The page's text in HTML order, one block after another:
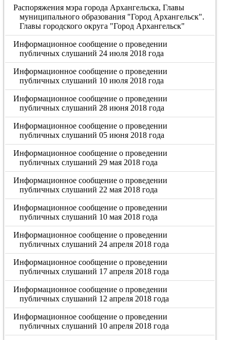
Распоряжения мэра города Архангельска, Главы
муниципального образования "Город Архангельск".
Главы городского округа "Город Архангельск"
Информационное сообщение о проведении
публичных слушаний 24 июля 2018 года
Информационное сообщение о проведении
публичных слушаний 10 июля 2018 года
Информационное сообщение о проведении
публичных слушаний 28 июня 2018 года
Информационное сообщение о проведении
публичных слушаний 05 июня 2018 года
Информационное сообщение о проведении
публичных слушаний 29 мая 2018 года
Информационное сообщение о проведении
публичных слушаний 22 мая 2018 года
Информационное сообщение о проведении
публичных слушаний 10 мая 2018 года
Информационное сообщение о проведении
публичных слушаний 24 апреля 2018 года
Информационное сообщение о проведении
публичных слушаний 17 апреля 2018 года
Информационное сообщение о проведении
публичных слушаний 12 апреля 2018 года
Информационное сообщение о проведении
публичных слушаний 10 апреля 2018 года